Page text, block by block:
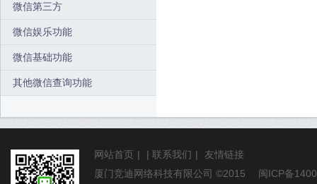
微信第三方
微信娱乐功能
微信基础功能
其他微信查询功能
网站首页 | | 联系我们 |
友情链接
厦门竞迪网络科技有限公司 ©2015 闽ICP备